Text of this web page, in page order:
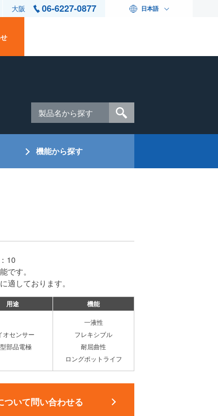
大阪 06-6227-0877 日本語
機能から探す
10
です。
適しております。
用途 機能
オセンサー
部品電極
一液性
フレキシブル
耐屈曲性
ロングポットライフ
ついて問い合わせる